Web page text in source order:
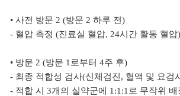
• 사전 방문 2 (방문 2 하루 전)
- 혈압 측정 (진료실 혈압, 24시간 활동 혈압
• 방문 2 (방문 1로부터 4주 후)
- 최종 적합성 검사(신체검진, 혈액 및 요검
- 적합 시 3개의 실약군에 1:1:1로 무작위 배